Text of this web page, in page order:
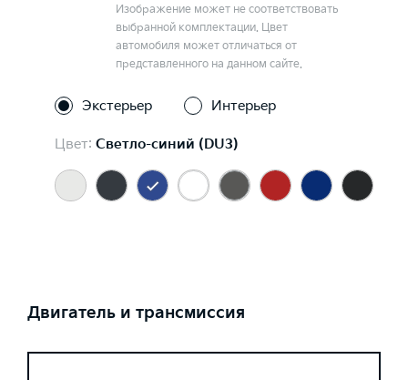
Изображение может не соответствовать
выбранной комплектации. Цвет
автомобиля может отличаться от
представленного на данном сайте.
Экстерьер Интерьер
Цвет: Светло-синий (DU3)
Двигатель и трансмиссия